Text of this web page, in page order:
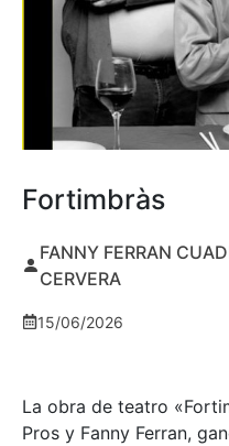
Fortimbràs
FANNY FERRAN
CERVERA
15/06/2026
La obra de teatro «
Pros y Fanny Ferran,